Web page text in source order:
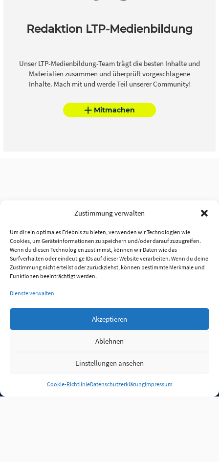
Zustimmung verwalten
Um dir ein optimales Erlebnis zu bieten, verwenden wir Technologien wie
Cookies, um Geräteinformationen zu speichern und/oder darauf zuzugreifen.
Wenn du diesen Technologien zustimmst, können wir Daten wie das
Surfverhalten oder eindeutige IDs auf dieser Website verarbeiten. Wenn du deine
Zustimmung nicht erteilst oder zurückziehst, können bestimmte Merkmale und
Funktionen beeinträchtigt werden.
Dienste verwalten
Akzeptieren
Ablehnen
Einstellungen ansehen
Cookie-RichtlinieDatenschutzerklärungImpressum
Redaktion LTP-Medienbildung
Unser LTP-Medienbildung-Team trägt die besten Inhalte und
Materialien zusammen und überprüft vorgeschlagene
Inhalte. Mach mit und werde Teil unserer Community!
Mitmachen
Anmelden
Jobs Partner FAQ Quellen